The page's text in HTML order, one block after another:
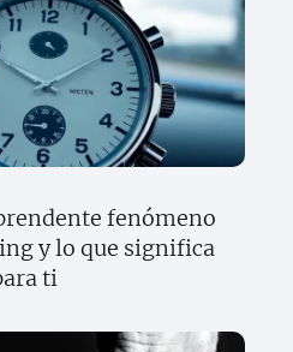
fenómeno
y lo que significa
ti